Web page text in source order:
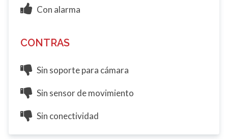
Con alarma
CONTRAS
Sin soporte para cámara
Sin sensor de movimiento
Sin conectividad